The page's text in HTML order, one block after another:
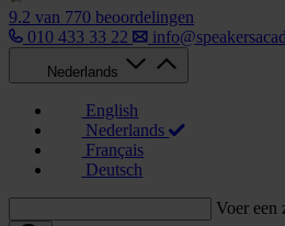
9.2 van 770 beoordelingen
010 433 33 22
Nederlands
English
Nederlands
Français
Deutsch
Voer een